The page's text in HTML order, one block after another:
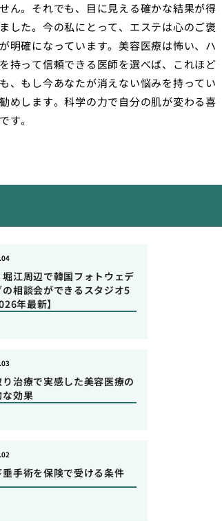
ん。それでも、目に見える確かな結果が得
した。今の私にとって、エステは心のご褒
明確になっています。美容医療は怖い、ハ
持って信頼できる医師を選べば、これほど
、もし今あなたが消えない悩みを持ってい
めします。科学の力で自分の肌が変わる喜
す。
江周辺で韓国フォトウェデ
の相談会ができるスタジオ5
年最新】
り治療で実感した美容医療の
効果
垂手術を保険で受ける条件